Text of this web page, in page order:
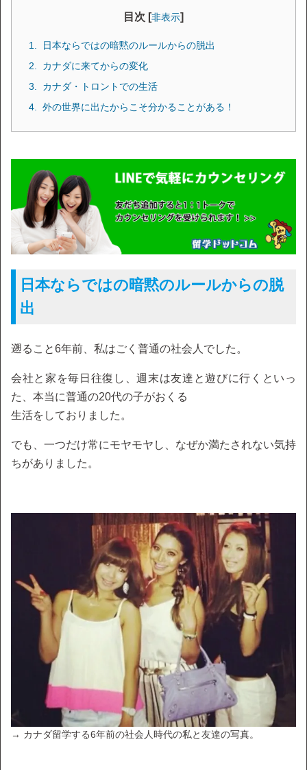
目次 [非表示]
日本ならではの暗黙のルールからの脱出
カナダに来てからの変化
カナダ・トロントでの生活
外の世界に出たからこそ分かることがある！
日本ならではの暗黙のルールからの脱
出
遡ること6年前、私はごく普通の社会人でした。
会社と家を毎日往復し、週末は友達と遊びに行くといっ
た、本当に普通の20代の子がおくる
生活をしておりました。
でも、一つだけ常にモヤモヤし、なぜか満たされない気持
ちがありました。
→ カナダ留学する6年前の社会人時代の私と友達の写真。